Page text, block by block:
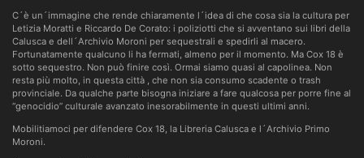
C´è un´immagine che rende chiaramente l´idea di che cosa sia la cultura per
Letizia Moratti e Riccardo De Corato: i poliziotti che si avventano sui libri della
Calusca e dell´Archivio Moroni per sequestrali e spedirli al macero.
Fortunatamente qualcuno li ha fermati, almeno per il momento. Ma Cox 18 è
sotto sequestro. Non può finire così. Ormai siamo quasi al capolinea. Non
resta più molto, in questa città , che non sia consumo scadente o trash
provinciale. Da qualche parte bisogna iniziare a fare qualcosa per porre fine al
“genocidio” culturale avanzato inesorabilmente in questi ultimi anni.
Mobilitiamoci per difendere Cox 18, la Libreria Calusca e l´Archivio Primo
Moroni.